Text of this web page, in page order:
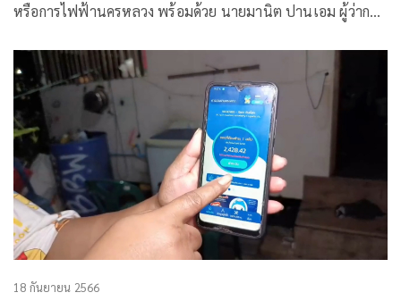
หรือการไฟฟ้านครหลวง พร้อมด้วย นายมานิต ปานเอม ผู้ว่าการ
18 กันยายน 2566